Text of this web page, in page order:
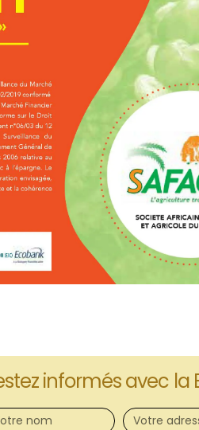
informés avec la